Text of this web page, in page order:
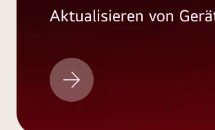
Aktualisieren von
LG
Aktualisieren